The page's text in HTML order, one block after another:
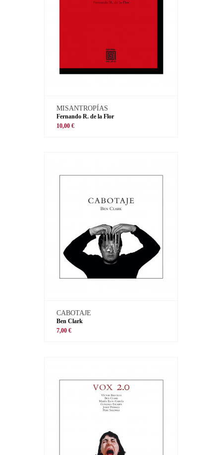
MISANTROPÍAS
Fernando R. de la Flor
10,00 €
CABOTAJE
Ben Clark
7,00 €